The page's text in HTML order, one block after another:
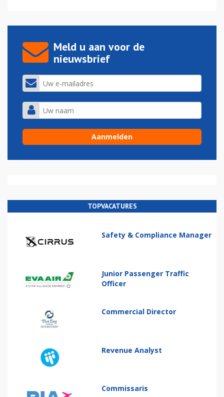
Meld u aan voor de
nieuwsbrief
TOPVACATURES
Safety & Compliance Manager
Junior Passenger Traffic
Officer
Commercial Director
Revenue Analyst
Commissaris